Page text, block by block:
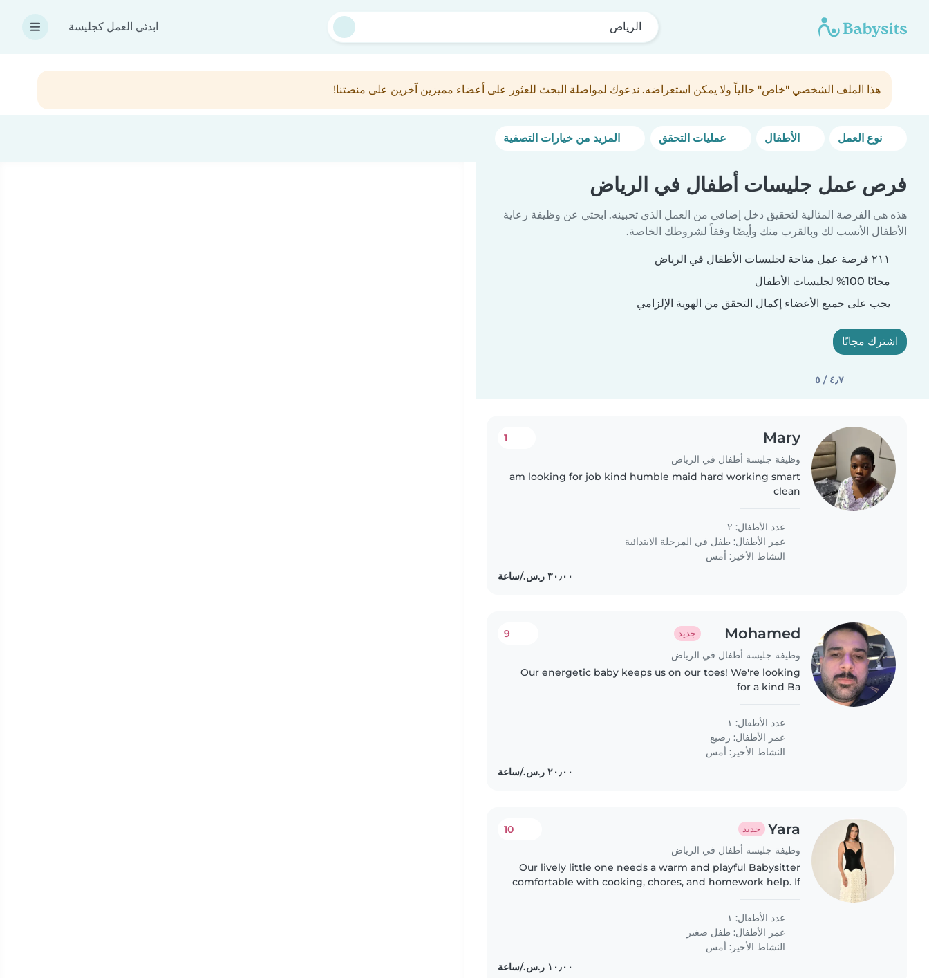
الرياض ابدئي العمل كجليسة
هذا الملف الشخصي "خاص" حالياً ولا يمكن استعراضه. ندعوك لمواصلة البحث للعثور على أعضاء مميزين آخرين على منصتنا!
الأطفال
فرص عمل جليسات أطفال في الرياض
هذه هي الفرصة المثالية لتحقيق دخل إضافي من العمل الذي تحبينه. ابحثي عن وظيفة رعاية
الأطفال الأنسب لك وبالقرب منك وأيضًا وفقاً لشروطك الخاصة.
٢١١ فرصة عمل متاحة لجليسات الأطفال في الرياض
مجانًا 100% لجليسات الأطفال
يجب على جميع الأعضاء إكمال التحقق من الهوية الإلزامي
اشترك مجانًا
٤٫٧ / ٥
Mary
وظيفة جليسة أطفال في الرياض
1
am looking for job kind humble maid hard working smart
clean
عدد الأطفال: ٢
عمر الأطفال: طفل في المرحلة الابتدائية
النشاط الأخير: أمس
Mohamed جديد
وظيفة جليسة أطفال في الرياض
9
Our energetic baby keeps us on our toes! We're looking
for a kind Ba
عدد الأطفال: ١
عمر الأطفال: رضيع
النشاط الأخير: أمس
Yara جديد
وظيفة جليسة أطفال في الرياض
10
Our lively little one needs a warm and playful Babysitter
comfortable with cooking, chores, and homework help. If
toddler, we'd love..
عدد الأطفال: ١
عمر الأطفال: طفل صغير
النشاط الأخير: أمس